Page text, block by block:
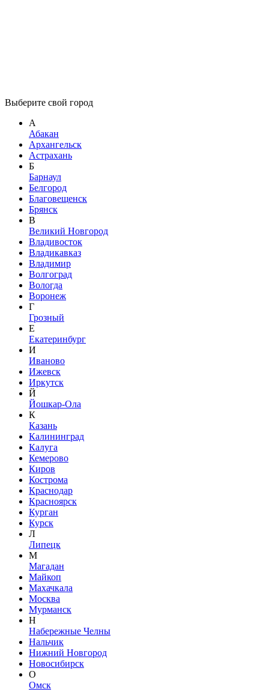
Выберите свой город
А
Абакан
Архангельск
Астрахань
Б
Барнаул
Белгород
Благовещенск
Брянск
В
Великий Новгород
Владивосток
Владикавказ
Владимир
Волгоград
Вологда
Воронеж
Г
Грозный
Е
Екатеринбург
И
Иваново
Ижевск
Иркутск
Й
Йошкар-Ола
К
Казань
Калининград
Калуга
Кемерово
Киров
Кострома
Краснодар
Красноярск
Курган
Курск
Л
Липецк
М
Магадан
Майкоп
Махачкала
Москва
Мурманск
Н
Набережные Челны
Нальчик
Нижний Новгород
Новосибирск
О
Омск